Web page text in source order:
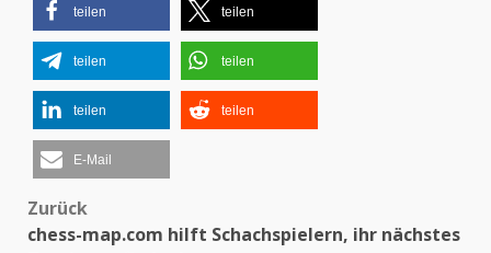
teilen teilen
teilen teilen
teilen teilen
E-Mail
Beitragsnavigation
Zurück
chess-map.com hilft Schachspielern, ihr nächstes